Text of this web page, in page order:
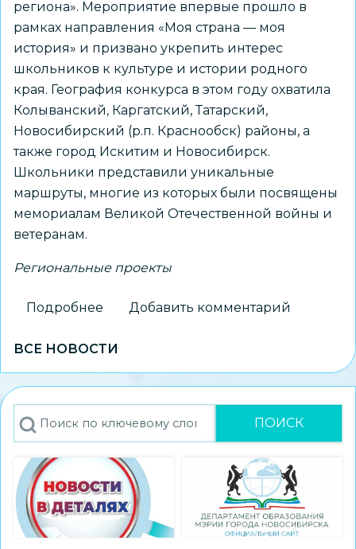
региона». Мероприятие впервые прошло в
рамках направления «Моя страна — моя
история» и призвано укрепить интерес
школьников к культуре и истории родного
края. География конкурса в этом году охватила
Колыванский, Каргатский, Татарский,
Новосибирский (р.п. Краснообск) районы, а
также город Искитим и Новосибирск.
Школьники представили уникальные
маршруты, многие из которых были посвящены
мемориалам Великой Отечественной войны и
ветеранам.
Региональные проекты
Подробнее
школьник
стал
победителем
экскурсионных
«Памятные
места
моего
региона»
Добавить комментарий
ВСЕ НОВОСТИ
Поиск